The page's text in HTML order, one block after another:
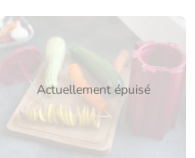
Actuellement épuisé